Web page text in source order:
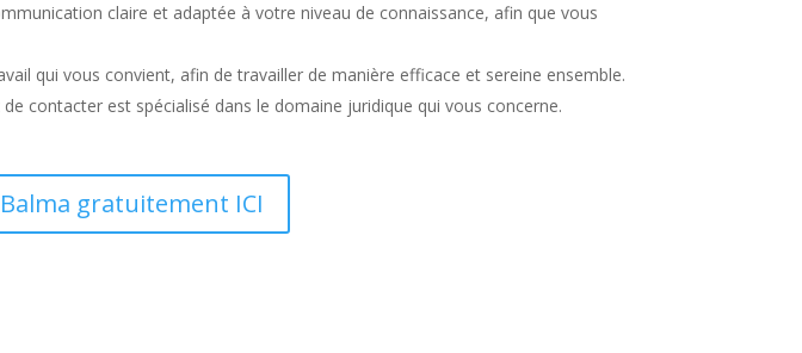
claire et adaptée à votre niveau de connaissance, afin que vous
qui vous convient, afin de travailler de manière efficace et sereine ensemble.
contacter est spécialisé dans le domaine juridique qui vous concerne.
gratuitement ICI